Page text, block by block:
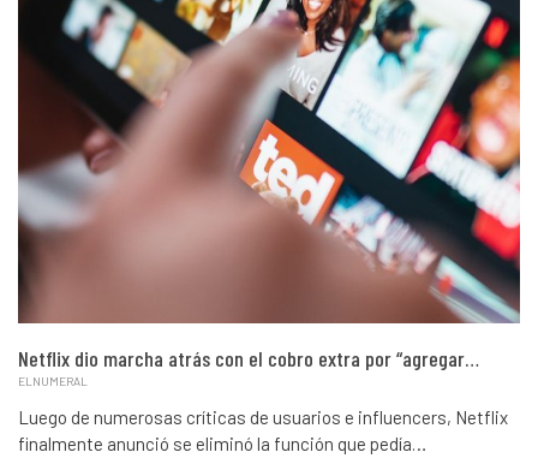
Netflix dio marcha atrás con el cobro extra por “agregar…
ELNUMERAL
Luego de numerosas críticas de usuarios e influencers, Netflix
finalmente anunció se eliminó la función que pedía…